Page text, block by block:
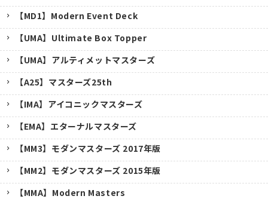
キャンセル
【MD1】Modern Event Deck
【UMA】Ultimate Box Topper
【UMA】アルティメットマスターズ
【A25】マスターズ25th
【IMA】アイコニックマスターズ
【EMA】エターナルマスターズ
【MM3】モダンマスターズ 2017年版
【MM2】モダンマスターズ 2015年版
【MMA】Modern Masters